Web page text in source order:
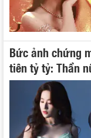
Bức ảnh chứng
tiên tỷ tỷ: Thần